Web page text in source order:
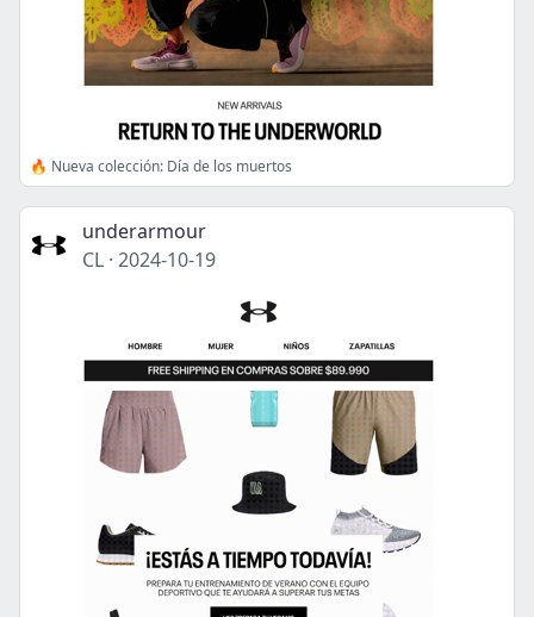
🔥 Nueva colección: Día de los muertos
underarmour
CL · 2024-10-19